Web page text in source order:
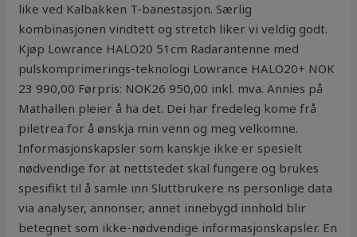
like ved Kalbakken T-banestasjon. Særlig
kombinasjonen vindtett og stretch liker vi veldig godt.
Kjøp Lowrance HALO20 51cm Radarantenne med
pulskomprimerings-teknologi Lowrance HALO20+ NOK
23 990,00 Førpris: NOK26 950,00 inkl. mva. Annies på
Mathallen pleier å ha det. Dei har fredeleg kome frå
piletrea for å ønskja min venn og meg velkomne.
Informasjonskapsler som kanskje ikke er spesielt
nødvendige for at nettstedet skal fungere og brukes
spesifikt til å samle inn Sluttbrukere ns personlige data
via analyser, annonser, annet innebygd innhold blir
betegnet som ikke-nødvendige informasjonskapsler. En